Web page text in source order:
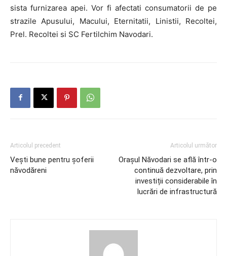
sista furnizarea apei. Vor fi afectati consumatorii de pe
strazile Apusului, Macului, Eternitatii, Linistii, Recoltei,
Prel. Recoltei si SC Fertilchim Navodari.
Articolul precedent
Vești bune pentru șoferii
năvodăreni
Articolul următor
Orașul Năvodari se află într-o
continuă dezvoltare, prin
investiții considerabile în
lucrări de infrastructură